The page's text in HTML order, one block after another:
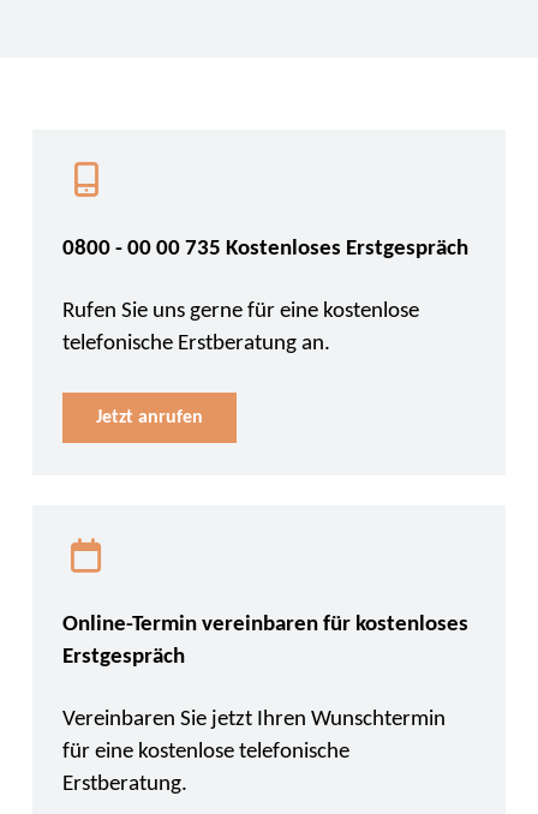
0800 - 00 00 735 Kostenloses Erstgespräch
Rufen Sie uns gerne für eine kostenlose
telefonische Erstberatung an.
Jetzt anrufen
Online-Termin vereinbaren für kostenloses
Erstgespräch
Vereinbaren Sie jetzt Ihren Wunschtermin
für eine kostenlose telefonische
Erstberatung.